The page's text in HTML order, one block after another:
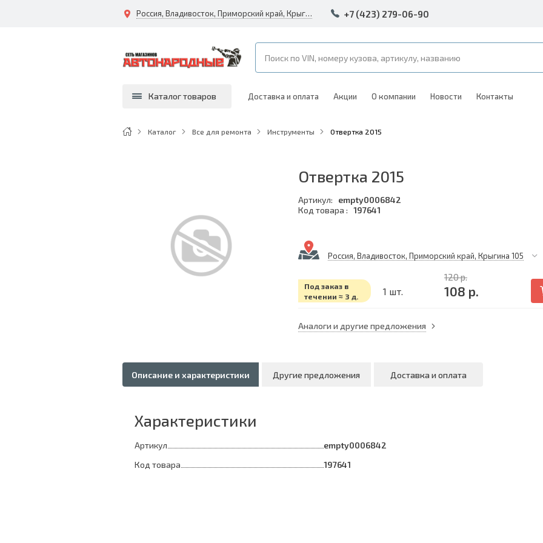
Россия, Владивосток, Приморский край, Крыгина 105 +7 (423) 279-06-90
Каталог товаров Доставка и оплата Акции О компании Новости Контакты
Каталог Все для ремонта Инструменты Отвертка 2015
Отвертка 2015
Артикул:
empty0006842
Код товара : 197641
Россия, Владивосток, Приморский край, Крыгина 105
Под заказ в
течении ≈ 3 д.
1 шт.
120 р.
108 р.
Аналоги и другие предложения
Описание и характеристики Другие предложения Доставка и оплата
Характеристики
Артикул
empty0006842
Код товара
197641